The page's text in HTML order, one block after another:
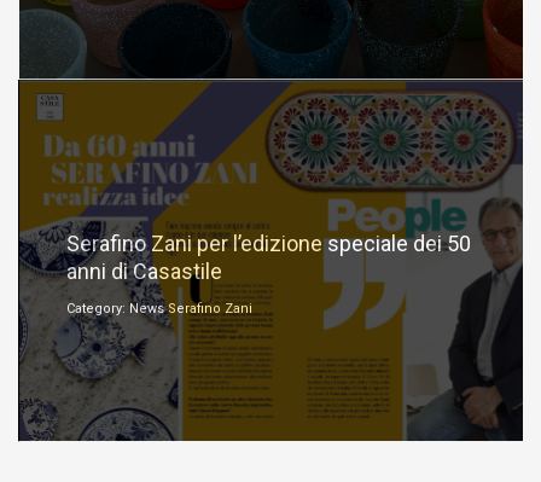
Luglio 25, 2023
Serafino Zani per l’edizione speciale dei 50
anni di Casastile
Category: News Serafino Zani